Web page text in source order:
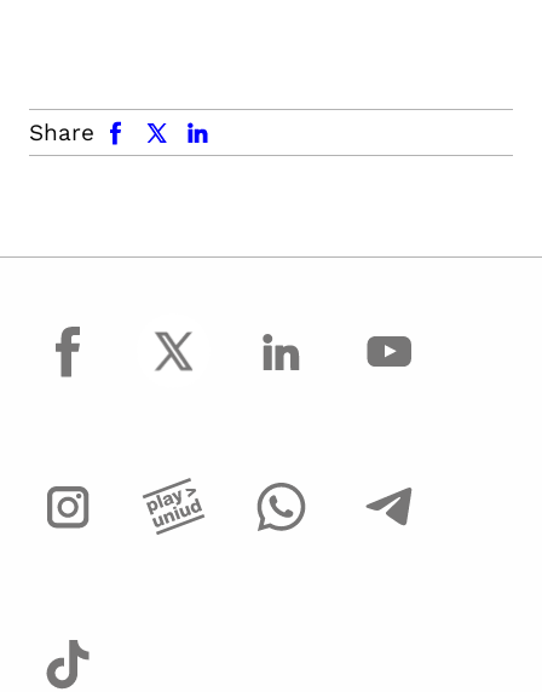
Share
facebook x.com linkedin
facebook